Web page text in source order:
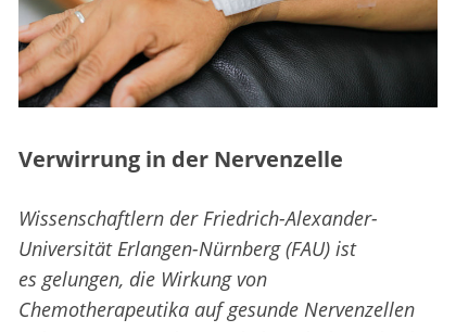
Verwirrung in der Nervenzelle
Wissenschaftlern der Friedrich-Alexander-
Universität Erlangen-Nürnberg (FAU) ist
es gelungen, die Wirkung von
Chemotherapeutika auf gesunde Nervenzellen